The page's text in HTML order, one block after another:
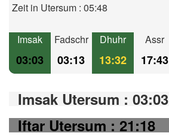
Zeit in Utersum : 05:48
Imsak
03:03
Fadschr
03:13
Dhuhr
13:32
Assr
17:43
Imsak Utersum : 03:03
Iftar Utersum : 21:18